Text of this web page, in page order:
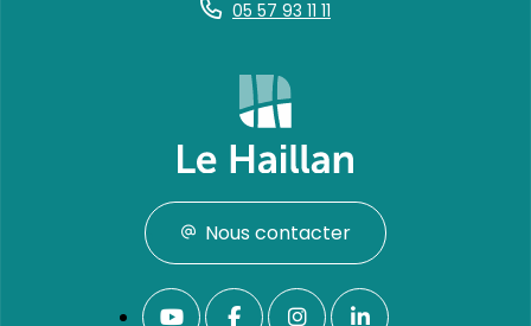
05 57 93 11 11
Nous contacter